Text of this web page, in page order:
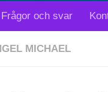
Frågor och svar
MICHAEL